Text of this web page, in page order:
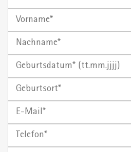
Vorname
Nachname
Geburtsdatum*
Geburtsort
Telefon*